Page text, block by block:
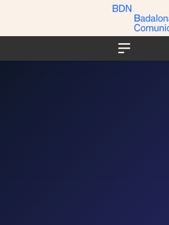
Menu